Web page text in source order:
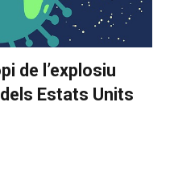
de l’explosiu
Estats Units